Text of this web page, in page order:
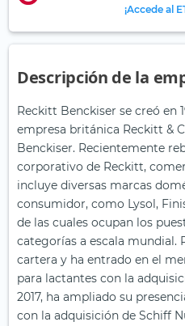
¡Accede al
Descripción de la
Reckitt Benckiser se creó en
empresa británica Reckitt &
Benckiser. Recientemente
corporativo de Reckitt,
incluye diversas marcas
consumidor, como Lysol,
de las cuales ocupan los
categorías a escala mundial.
cartera y ha entrado en el
para lactantes con la
2017, ha ampliado su
con la adquisición de Schiff